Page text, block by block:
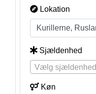
Lokation
Sjældenhed
Vælg sjældenhed
Køn